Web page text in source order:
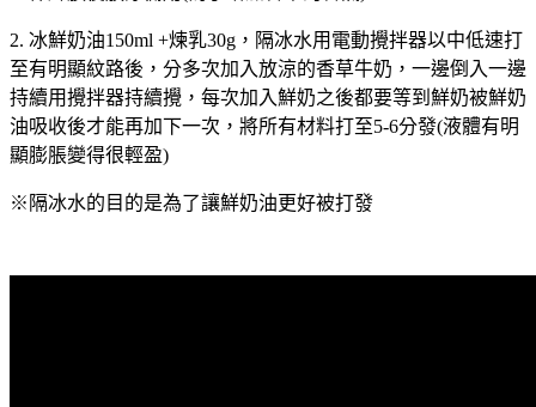
2. 冰鮮奶油150ml +煉乳30g，隔冰水用電動攪拌器以中低速打
至有明顯紋路後，分多次加入放涼的香草牛奶，一邊倒入一邊
持續用攪拌器持續攪，每次加入鮮奶之後都要等到鮮奶被鮮奶
油吸收後才能再加下一次，將所有材料打至5-6分發(液體有明
顯膨脹變得很輕盈)
※隔冰水的目的是為了讓鮮奶油更好被打發